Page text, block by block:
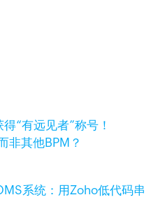
“有远见者”称号！
非其他BPM？
系统：用Zoho低代码串